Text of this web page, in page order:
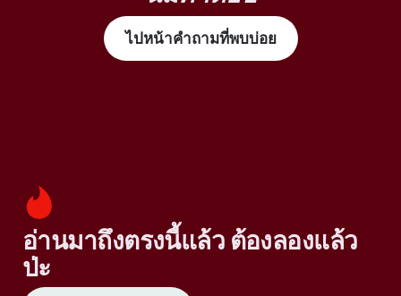
ไปหน้าคำถามที่พบบ่อย
อ่านมาถึงตรงนี้แล้ว ต้องลองแล้ว
ป่ะ